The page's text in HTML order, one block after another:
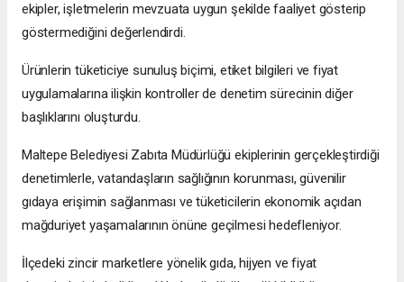
ekipler, işletmelerin mevzuata uygun şekilde faaliyet gösterip
göstermediğini değerlendirdi.
Ürünlerin tüketiciye sunuluş biçimi, etiket bilgileri ve fiyat
uygulamalarına ilişkin kontroller de denetim sürecinin diğer
başlıklarını oluşturdu.
Maltepe Belediyesi Zabıta Müdürlüğü ekiplerinin gerçekleştirdiği
denetimlerle, vatandaşların sağlığının korunması, güvenilir
gıdaya erişimin sağlanması ve tüketicilerin ekonomik açıdan
mağduriyet yaşamalarının önüne geçilmesi hedefleniyor.
İlçedeki zincir marketlere yönelik gıda, hijyen ve fiyat